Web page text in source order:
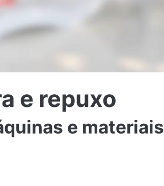
e repuxo
e materiais